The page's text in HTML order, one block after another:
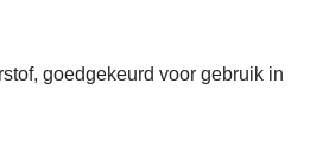
goedgekeurd voor gebruik in